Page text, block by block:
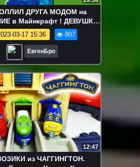
ДРУГА МОДОМ на
в Майнкрафт ! ДЕВУШКА
ТРОЛЛИНГ MINECRAFT
03-17 15:36 807
ЕвгенБро
12:47
из ЧАГГИНГТОН.